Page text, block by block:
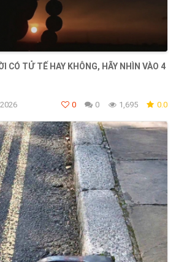
CÓ TỬ TẾ HAY KHÔNG, HÃY NHÌN VÀO 4
0 0 1,695 0.0